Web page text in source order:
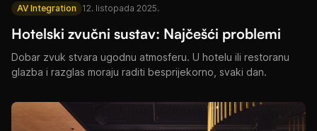
AV Integration 12. listopada 2025.
Hotelski zvučni sustav: Najčešći problemi
Dobar zvuk stvara ugodnu atmosferu. U hotelu ili restoranu
glazba i razglas moraju raditi besprijekorno, svaki dan.